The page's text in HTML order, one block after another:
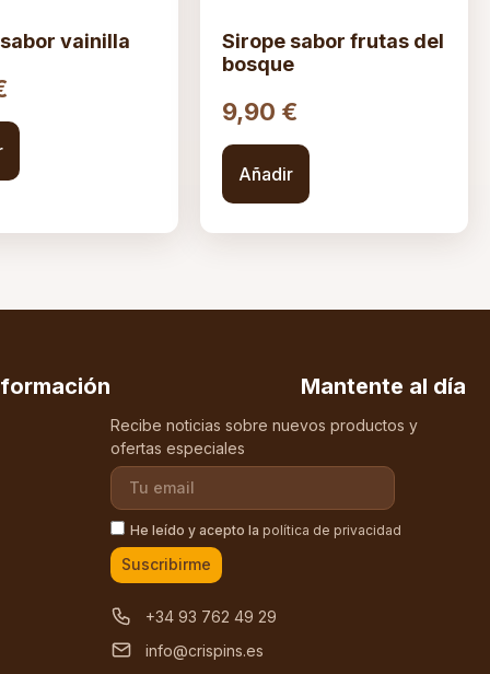
vainilla
Sirope sabor frutas del
bosque
9,90 €
Añadir
Mantente al día
Recibe noticias sobre nuevos productos y
ofertas especiales
He leído y acepto la política de privacidad
Suscribirme
+34 93 762 49 29
info@crispins.es